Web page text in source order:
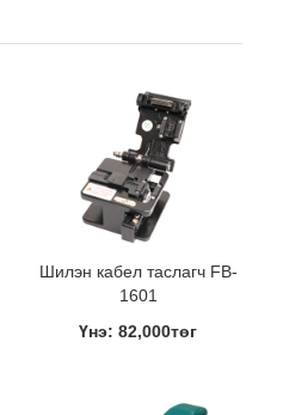
Шилэн кабел таслагч FB-
1601
Үнэ: 82,000төг